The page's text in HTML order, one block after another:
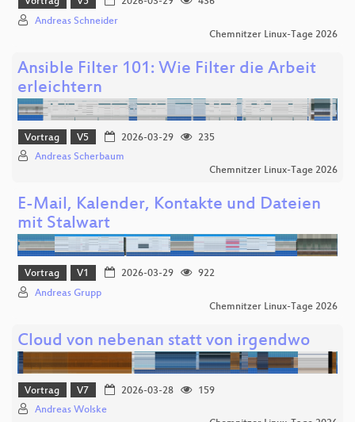
Andreas Schneider
Chemnitzer Linux-Tage 2026
Ansible Filter 101: Wie Filter die Arbeit
erleichtern
Vortrag V5 2026-03-29
235
Andreas Scherbaum
Chemnitzer Linux-Tage 2026
E-Mail, Kalender, Kontakte und Dateien
mit Stalwart
Vortrag V1 2026-03-29
922
Andreas Grupp
Chemnitzer Linux-Tage 2026
Cloud von nebenan statt von irgendwo
Vortrag V7 2026-03-28
159
Andreas Wolske